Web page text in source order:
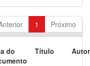
1 Próximo
do
Título